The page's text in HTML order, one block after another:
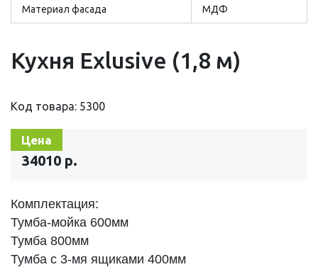
Материал фасада МДФ
Кухня Exlusive (1,8 м)
Код товара: 5300
Цена
34010 р.
Комплектация:
Тумба-мойка 600мм
Тумба 800мм
Тумба с 3-мя ящиками 400мм